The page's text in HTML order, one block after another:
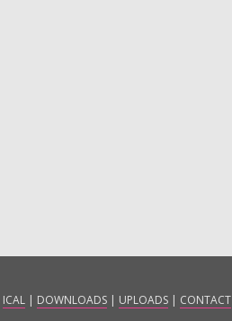
ICAL | DOWNLOADS | UPLOADS | CONTACT